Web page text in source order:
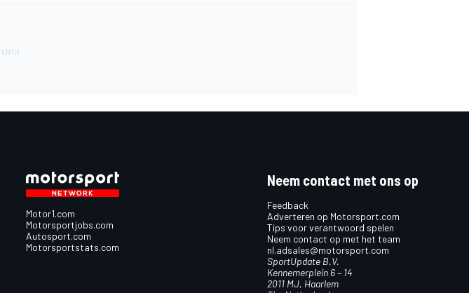
Motor1.com
Motorsportjobs.com
Autosport.com
Motorsportstats.com
Neem contact met ons op
Feedback
Adverteren op Motorsport.com
Tips voor verantwoord spelen
Neem contact op met het team
nl.adsales@motorsport.com
SportUpdate B.V.
Kennemerplein 6 – 14
2011 MJ, Haarlem